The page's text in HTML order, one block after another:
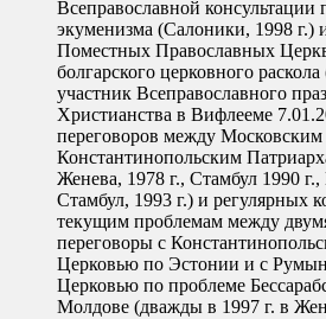
Всеправославной консультации
экуменизма (Салоники, 1998 г.)
Поместных Православных
болгарского церковного
участник Всеправославного
Христианства в Вифлееме
переговоров между Московским
Константинопольским
Женева, 1978 г., Стамбул 1990
Стамбул, 1993 г.) и регулярных
текущим проблемам между
переговоры с
Церковью по Эстонии и с
Церковью по проблеме
Молдове (дважды в 1997 г. в